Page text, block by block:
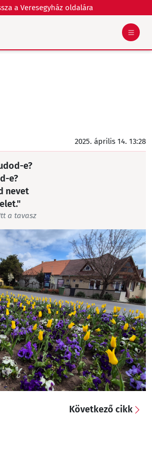
a Veresegyház oldalára
2025. április 14. 13:28
e?
e?
nevet
a tavasz
Következő cikk